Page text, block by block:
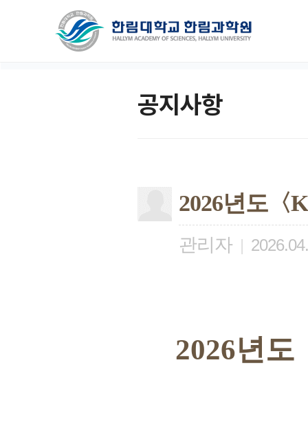
공지사항
2026년도〈
관리자 |
2026년도